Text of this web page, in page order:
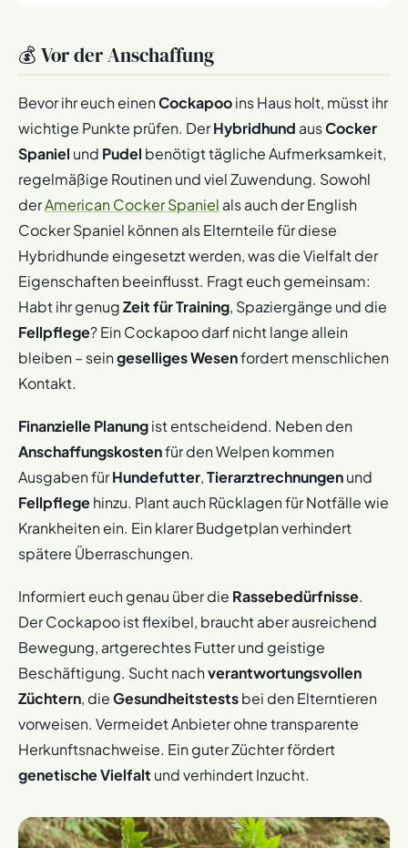
Kreuzung ausCocker Spanielund
Inzuchtund stärkt diegenetische Gesundheit. Wichtig
ist, dassverantwortungsvolle ZüchterTiere ohne
Erbkrankheiten
paaren.
Unethische Züchterverkaufen oft Welpen ohne
Gesundheitschecks– solche Hunde können
Verhaltensprobleme
oder Schmerzen haben.
Entscheidet euch immer für Züchter mit transparenten
Nachweisen. Ein gut gezüchteterCockapooist ein
aktiver,liebevoller Hund ohne typischeQualzucht-
Merkmale.
💰 Vor der Anschaffung
Bevor ihr euch einenCockapooins Haus holt, müsst ihr
wichtige Punkte prüfen. DerHybridhund ausCocker
Spaniel und Pudel benötigt tägliche Aufmerksamkeit,
regelmäßige Routinen und viel Zuwendung. Sowohl
derAmerican Cocker Spaniel als auch der English
Cocker Spaniel können als Elternteile für diese
Hybridhunde eingesetzt werden, was die Vielfalt der
Eigenschaften beeinflusst. Fragt euch gemeinsam:
Habt ihr genugZeit für Training, Spaziergänge und die
Fellpflege? Ein Cockapoo darf nicht lange allein
bleiben – seingeselliges Wesenfordert menschlichen
Kontakt.
Finanzielle Planungist entscheidend. Neben den
Anschaffungskostenfür den Welpen kommen
Ausgaben fürHundefutter,Tierarztrechnungenund
Fellpflegehinzu. Plant auch Rücklagen für Notfälle wie
Krankheiten ein. Ein klarer Budgetplan verhindert
spätere Überraschungen.
Informiert euch genau über die Rassebedürfnisse.
Der Cockapoo ist flexibel, braucht aber ausreichend
Bewegung, artgerechtes Futter und geistige
Beschäftigung. Sucht nachverantwortungsvollen
Züchtern, dieGesundheitstestsbei den Elterntieren
vorweisen. Vermeidet Anbieter ohne transparente
Herkunftsnachweise. Ein guter Züchter fördert
genetische Vielfalt und verhindert Inzucht.